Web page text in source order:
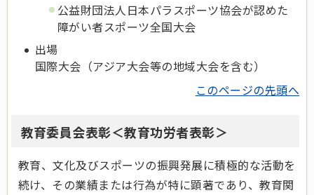
公益財団法人日本パラスポーツ協会が認めた
障がい者スポーツ全国大会
出場
国際大会（アジア大会等の地域大会を含む）
このページの先頭へ
教育委員会表彰＜教育功労者表彰＞
教育、文化及びスポーツの振興発展に積極的な活動を
続け、その業績または行為が特に顕著であり、教育関